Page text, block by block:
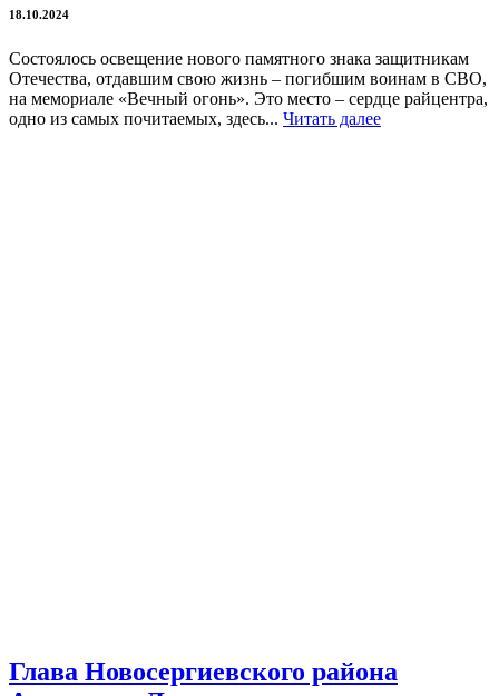
18.10.2024
Состоялось освещение нового памятного знака защитникам
Отечества, отдавшим свою жизнь – погибшим воинам в СВО,
на мемориале «Вечный огонь». Это место – сердце райцентра,
одно из самых почитаемых, здесь... Читать далее
Глава Новосергиевского района